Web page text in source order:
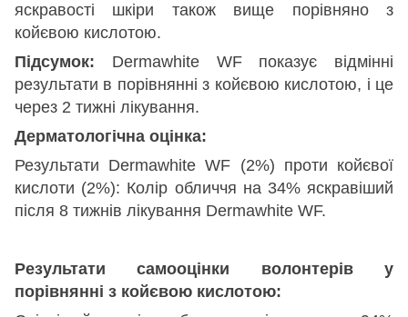
яскравості шкіри також вище порівняно з
койєвою кислотою.
Підсумок: Dermawhite WF показує відмінні
результати в порівнянні з койєвою кислотою, і це
через 2 тижні лікування.
Дерматологічна оцінка:
Результати Dermawhite WF (2%) проти койєвої
кислоти (2%): Колір обличчя на 34% яскравіший
після 8 тижнів лікування Dermawhite WF.
Результати самооцінки волонтерів у
порівнянні з койєвою кислотою: